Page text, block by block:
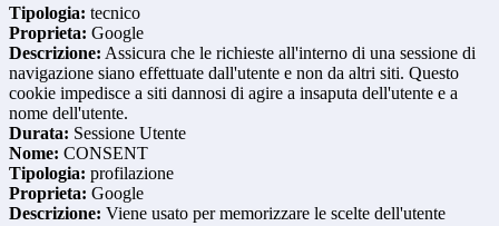
Tipologia: tecnico
Proprieta: Google
Descrizione: Assicura che le richieste all'interno di una sessione di
navigazione siano effettuate dall'utente e non da altri siti. Questo
cookie impedisce a siti dannosi di agire a insaputa dell'utente e a
nome dell'utente.
Durata: Sessione Utente
Nome: CONSENT
Tipologia: profilazione
Proprieta: Google
Descrizione: Viene usato per memorizzare le scelte dell'utente